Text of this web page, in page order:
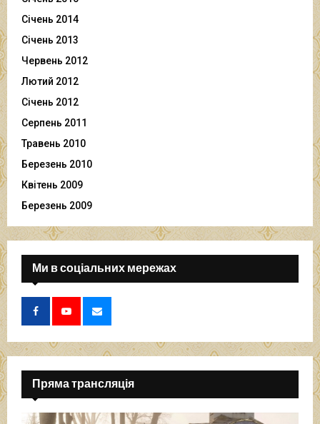
Січень 2014
Січень 2013
Червень 2012
Лютий 2012
Січень 2012
Серпень 2011
Травень 2010
Березень 2010
Квітень 2009
Березень 2009
Ми в соціальних мережах
Пряма трансляція